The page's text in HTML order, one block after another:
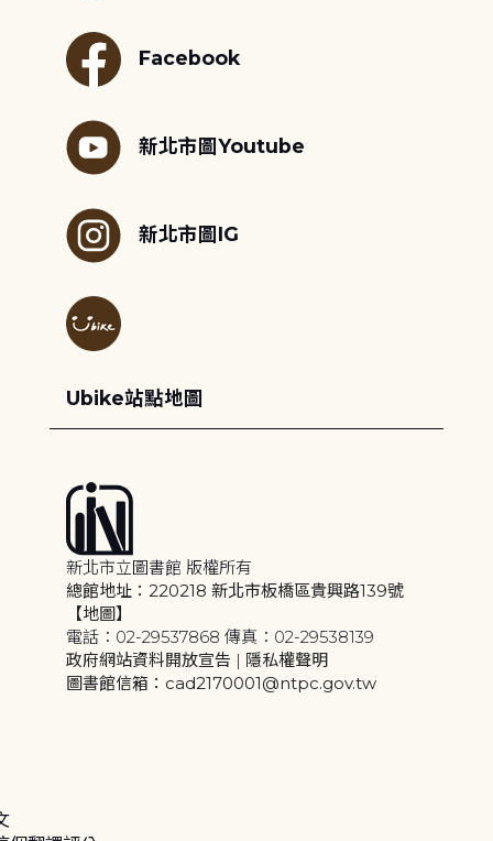
Facebook
新北市圖Youtube
新北市圖IG
Ubike站點地圖
新北市立圖書館 版權所有
總館地址：220218 新北市板橋區貴興路139號
【地圖】
電話：02-29537868 傳真：02-29538139
政府網站資料開放宣告 | 隱私權聲明
圖書館信箱：cad2170001@ntpc.gov.tw